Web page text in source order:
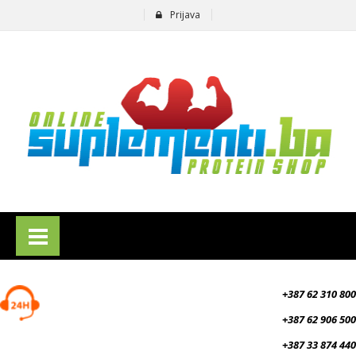
Prijava
+387 62 310 800
+387 62 906 500
+387 33 874 440